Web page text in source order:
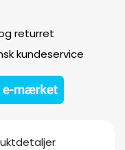
returret
kundeservice